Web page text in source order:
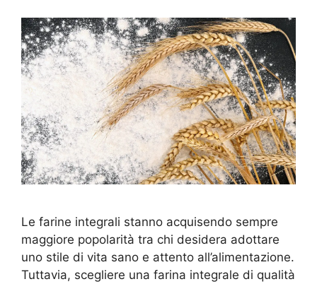
Le farine integrali stanno acquisendo sempre
maggiore popolarità tra chi desidera adottare
uno stile di vita sano e attento all’alimentazione.
Tuttavia, scegliere una farina integrale di qualità